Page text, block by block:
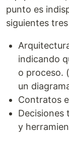
punto es
siguientes
indicando
o proceso.
un
Contratos
Decisiones
y